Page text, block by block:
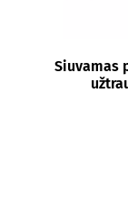
Siuvamas